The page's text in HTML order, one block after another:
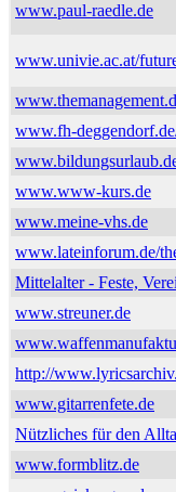
www.paul-raedle.de
www.univie.ac.at/
www.fh-
www.www-kurs.de
www.meine-vhs.de
www.lateinforum.de/
Mittelalter - Feste,
www.streuner.de
http://
www.gitarrenfete.de
Nützliches für den
www.formblitz.de